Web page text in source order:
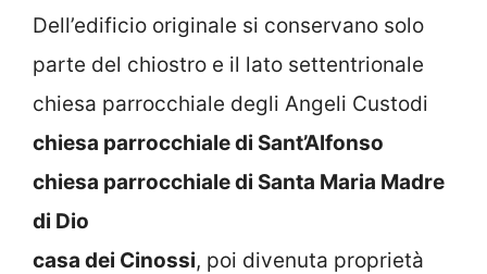
Dell’edificio originale si conservano solo
parte del chiostro e il lato settentrionale
chiesa parrocchiale degli Angeli Custodi
chiesa parrocchiale di Sant’Alfonso
chiesa parrocchiale di Santa Maria Madre
di Dio
casa dei Cinossi, poi divenuta proprietà